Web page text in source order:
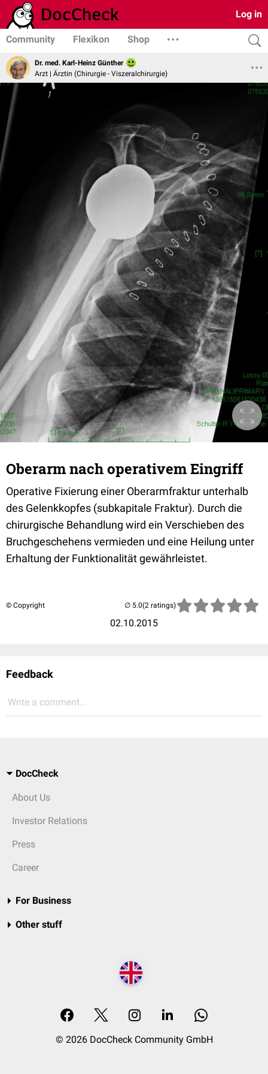
Log in
Community Flexikon Shop
Dr. med. Karl-Heinz Günther
Arzt | Ärztin (Chirurgie - Viszeralchirurgie)
Oberarm nach operativem Eingriff
Operative Fixierung einer Oberarmfraktur unterhalb
des Gelenkkopfes (subkapitale Fraktur). Durch die
chirurgische Behandlung wird ein Verschieben des
Bruchgeschehens vermieden und eine Heilung unter
Erhaltung der Funktionalität gewährleistet.
© Copyright
02.10.2015
(2 ratings)
Feedback
Write a comment...
DocCheck
About Us
Investor Relations
Press
Career
For Business
Other stuff
© 2026 DocCheck Community GmbH